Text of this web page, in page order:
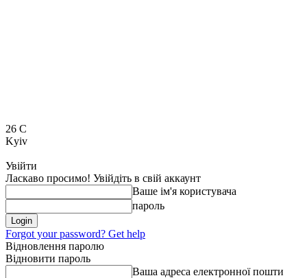
26 C
Kyiv
Увійти
Ласкаво просимо! Увійдіть в свій аккаунт
Ваше ім'я користувача
пароль
Forgot your password? Get help
Відновлення паролю
Відновити пароль
Ваша адреса електронної пошти